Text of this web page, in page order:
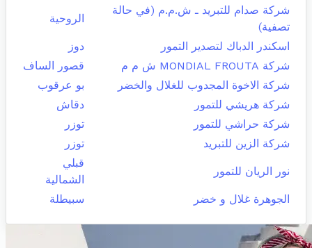
شركة صدام للتبريد ـ ش.م.م (في حالة
تصفية)
الروحية
اسكندر الدباك لتصدير التمور
دوز
شركة MONDIAL FROUTA ش م م
قصور الساف
شركة الاخوة المجدوب للغلال والخضر
بو عرقوب
شركة هريشي للتمور
دقاش
شركة حراشي للتمور
توزر
شركة الزين للتبريد
توزر
نور الريان للتمور
قبلي
الشمالية
الجوهرة غلال و خضر
سبيطلة